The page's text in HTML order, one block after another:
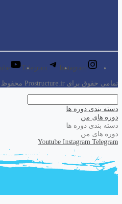
Instagram
Telegram
تمامی حقوق برای Prostructure.ir محفوظ است.
دسته بندی دوره ها
دوره های من
دسته بندی دوره ها
دوره های من
Youtube Instagram Telegram